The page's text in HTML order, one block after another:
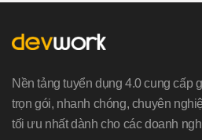
Nền tảng tuyển dụng 4.0 cung cấp
trọn gói, nhanh chóng, chuyên
tối ưu nhất dành cho các doanh